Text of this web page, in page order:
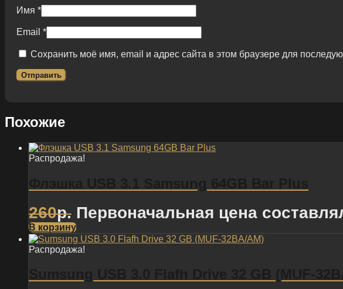
Имя *
Email *
Сохранить моё имя, email и адрес сайта в этом браузере для
Похожие
Распродажа!
260р. Первоначальная цена
В корзину
Распродажа!